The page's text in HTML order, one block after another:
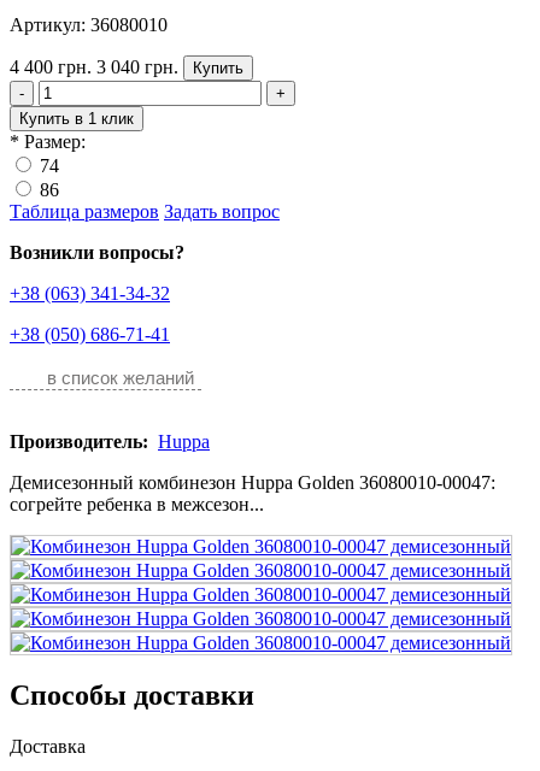
Артикул: 36080010
4 400 грн. 3 040 грн.
Купить
-
+
Купить в 1 клик
* Размер:
74
86
Таблица размеров Задать вопрос
Возникли вопросы?
+38 (063) 341-34-32
+38 (050) 686-71-41
в список желаний
Производитель: Huppa
Демисезонный комбинезон Huppa Golden 36080010-00047:
cогрейте ребенка в межсезон...
Способы доставки
Доставка